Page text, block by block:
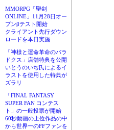
MMORPG「聖剣
ONLINE」11月28日オー
プンβテスト開始
クライアント先行ダウン
ロードを本日実施
「神様と運命革命のパラ
ドクス」店舗特典を公開
いとうのいぢ氏によるイ
ラストを使用した特典が
ズラリ
「FINAL FANTASY
SUPER FAN コンテス
ト」の一般投票が開始
60秒動画の上位作品の中
から世界一のFFファンを